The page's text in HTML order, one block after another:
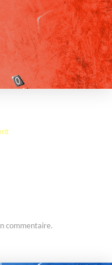
commentaire.